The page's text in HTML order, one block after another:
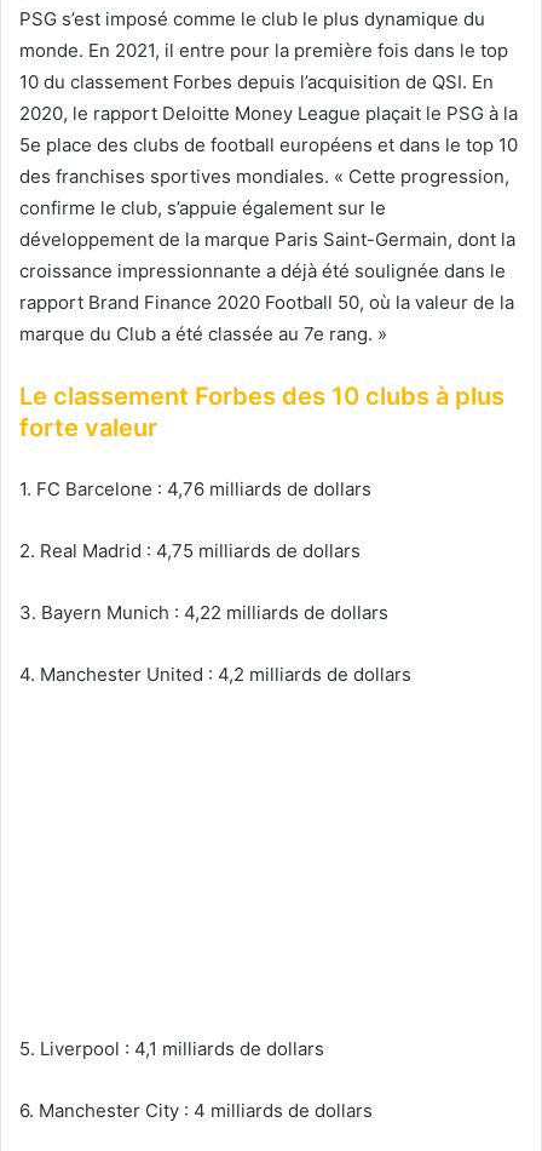
PSG s’est imposé comme le club le plus dynamique du
monde. En 2021, il entre pour la première fois dans le top
10 du classement Forbes depuis l’acquisition de QSI. En
2020, le rapport Deloitte Money League plaçait le PSG à la
5e place des clubs de football européens et dans le top 10
des franchises sportives mondiales. « Cette progression,
confirme le club, s’appuie également sur le
développement de la marque Paris Saint-Germain, dont la
croissance impressionnante a déjà été soulignée dans le
rapport Brand Finance 2020 Football 50, où la valeur de la
marque du Club a été classée au 7e rang. »
Le classement Forbes des 10 clubs à plus
forte valeur
1. FC Barcelone : 4,76 milliards de dollars
2. Real Madrid : 4,75 milliards de dollars
3. Bayern Munich : 4,22 milliards de dollars
4. Manchester United : 4,2 milliards de dollars
5. Liverpool : 4,1 milliards de dollars
6. Manchester City : 4 milliards de dollars